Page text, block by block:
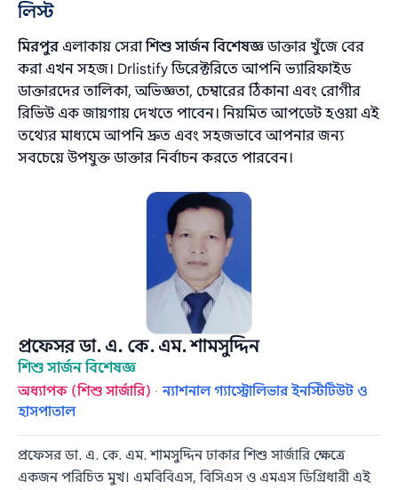
লিস্ট
মিরপুর এলাকায় সেরাশিশু সার্জন বিশেষজ্ঞডাক্তার খুঁজে বের
করা এখন সহজ। Drlistify ডিরেক্টরিতে আপনি ভ্যারিফাইড
ডাক্তারদের তালিকা, অভিজ্ঞতা, চেম্বারের ঠিকানা এবং রোগীর
রিভিউ এক জায়গায় দেখতে পাবেন। নিয়মিত আপডেট হওয়া এই
তথ্যের মাধ্যমে আপনি দ্রুত এবং সহজভাবে আপনার জন্য
সবচেয়ে উপযুক্ত ডাক্তার নির্বাচন করতে পারবেন।
প্রফেসর ডা. এ. কে. এম. শামসুদ্দিন
শিশু সার্জন বিশেষজ্ঞ
অধ্যাপক (শিশু সার্জারি) ·ন্যাশনাল গ্যাস্ট্রোলিভার ইনস্টিটিউট ও
হাসপাতাল
প্রফেসর ডা. এ. কে. এম. শামসুদ্দিন ঢাকার শিশু সার্জারি ক্ষেত্রে
একজন পরিচিত মুখ। এমবিবিএস, বিসিএস ও এমএস ডিগ্রিধারী এই